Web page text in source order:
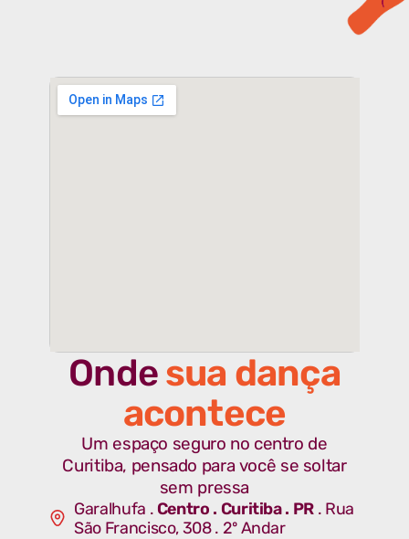
Ondesua dança
acontece
Um espaço seguro no centro de
Curitiba, pensado para você se soltar
sem pressa
Garalhufa .Centro . Curitiba . PR . Rua
São Francisco, 308 . 2ºAndar